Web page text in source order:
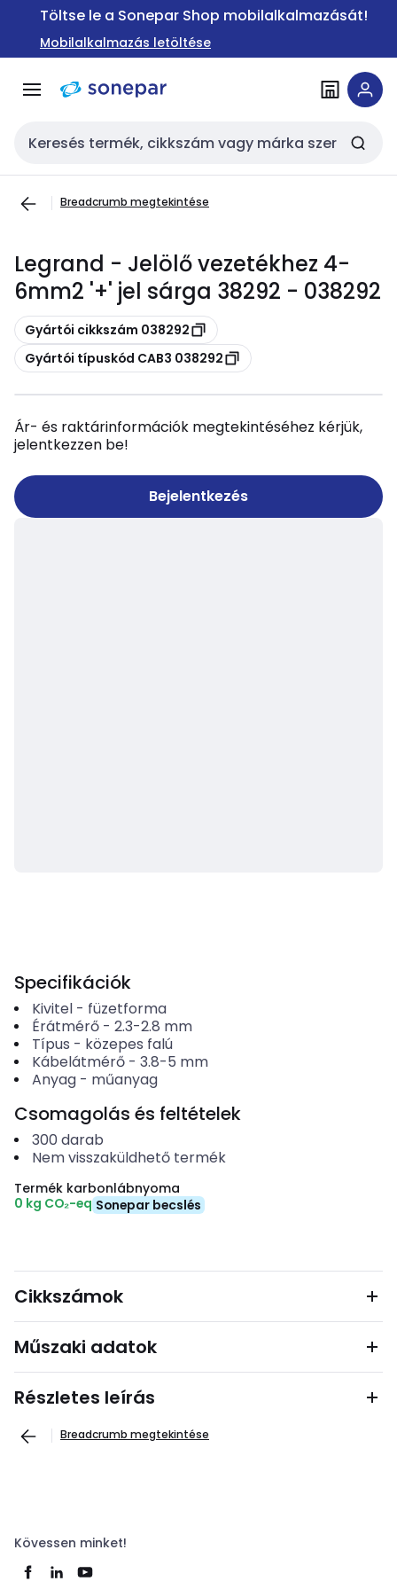
Ugrás a
Ugrás a
tartalomra
Töltse le a Sonepar Shop mobilalkalmazását!
Mobilalkalmazás letöltése
Keresési bemenet
Breadcrumb megtekintése
Legrand - Jelölő vezetékhez 4-
6mm2 '+' jel sárga 38292 - 038292
Másolás
Gyártói cikkszám 038292
Másolás
Gyártói típuskód CAB3 038292
Ár- és raktárinformációk megtekintéséhez kérjük,
jelentkezzen be!
Bejelentkezés
Specifikációk
Kivitel- füzetforma
Érátmérő- 2.3-2.8 mm
Típus - közepes falú
Kábelátmérő- 3.8-5 mm
Anyag- műanyag
Csomagolás és feltételek
300 darab
Nem visszaküldhető termék
Termék karbonlábnyoma
0 kg CO₂-eq Sonepar becslés
Cikkszámok
Műszaki adatok
Részletes leírás
Breadcrumb megtekintése
Kövessen minket!